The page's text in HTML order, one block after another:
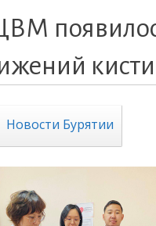
кисти
Новости Бурятии